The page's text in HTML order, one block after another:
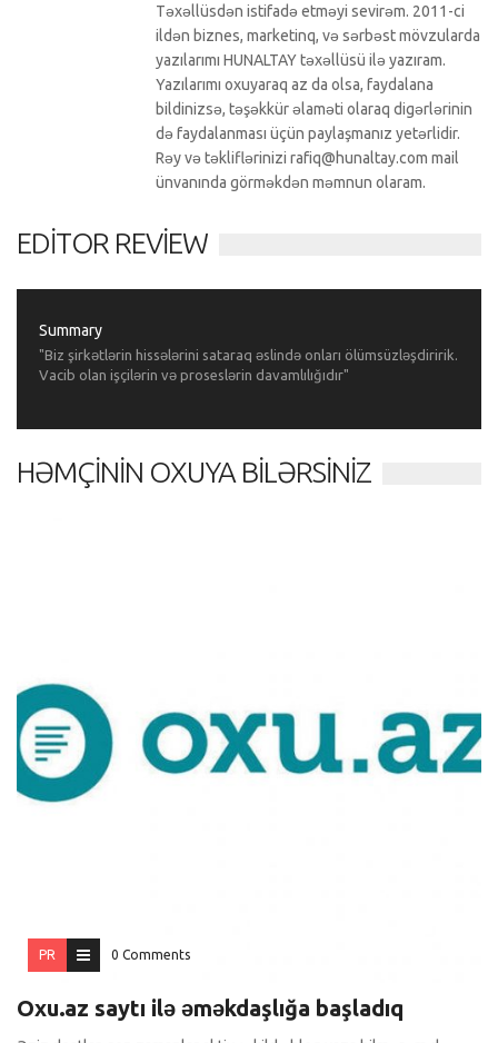
Təxəllüsdən istifadə etməyi sevirəm. 2011-ci
ildən biznes, marketinq, və sərbəst mövzularda
yazılarımı HUNALTAY təxəllüsü ilə yazıram.
Yazılarımı oxuyaraq az da olsa, faydalana
bildinizsə, təşəkkür əlaməti olaraq digərlərinin
də faydalanması üçün paylaşmanız yetərlidir.
Rəy və təkliflərinizi rafiq@hunaltay.com mail
ünvanında görməkdən məmnun olaram.
EDITOR REVIEW
Summary
"Biz şirkətlərin hissələrini sataraq əslində onları ölümsüzləşdiririk.
Vacib olan işçilərin və proseslərin davamlılığıdır"
HƏMÇININ OXUYA BILƏRSINIZ
PR 0 Comments
Oxu.az saytı ilə əməkdaşlığa başladıq